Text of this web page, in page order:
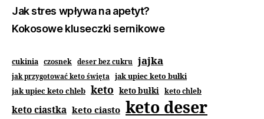
Jak stres wpływa na apetyt?
Kokosowe kluseczki sernikowe
cukinia czosnek deser bez cukru jajka
jak przygotować keto święta jak upiec keto bułki
jak upiec keto chleb keto keto bułki keto chleb
keto ciastka keto ciasto keto deser